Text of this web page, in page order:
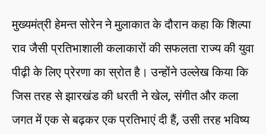
मुख्यमंत्री हेमन्त सोरेन ने मुलाकात के दौरान कहा कि शिल्पा
राव जैसी प्रतिभाशाली कलाकारों की सफलता राज्य की युवा
पीढ़ी के लिए प्रेरणा का स्रोत है। उन्होंने उल्लेख किया कि
जिस तरह से झारखंड की धरती ने खेल, संगीत और कला
जगत में एक से बढ़कर एक प्रतिभाएं दी हैं, उसी तरह भविष्य